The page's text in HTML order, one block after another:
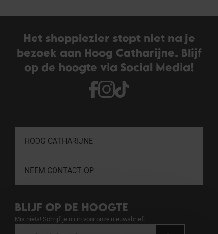
Het shopplezier stopt niet na je
bezoek aan Hoog Catharijne. Blijf
op de hoogte via Social Media!
HOOG CATHARIJNE
NEEM CONTACT OP
BLIJF OP DE HOOGTE
Mis niets! Schrijf je nu in voor onze nieuwsbrief.